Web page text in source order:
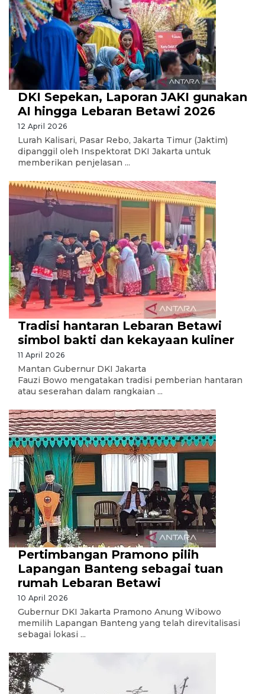
DKI Sepekan, Laporan JAKI gunakan
AI hingga Lebaran Betawi 2026
12 April 2026
Lurah Kalisari, Pasar Rebo, Jakarta Timur (Jaktim)
dipanggil oleh Inspektorat DKI Jakarta untuk
memberikan penjelasan ...
Tradisi hantaran Lebaran Betawi
simbol bakti dan kekayaan kuliner
11 April 2026
Mantan Gubernur DKI Jakarta
Fauzi Bowo mengatakan tradisi pemberian hantaran
atau seserahan dalam rangkaian ...
Pertimbangan Pramono pilih
Lapangan Banteng sebagai tuan
rumah Lebaran Betawi
10 April 2026
Gubernur DKI Jakarta Pramono Anung Wibowo
memilih Lapangan Banteng yang telah direvitalisasi
sebagai lokasi ...